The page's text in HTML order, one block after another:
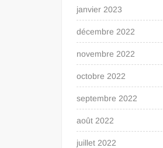
janvier 2023
décembre 2022
novembre 2022
octobre 2022
septembre 2022
août 2022
juillet 2022